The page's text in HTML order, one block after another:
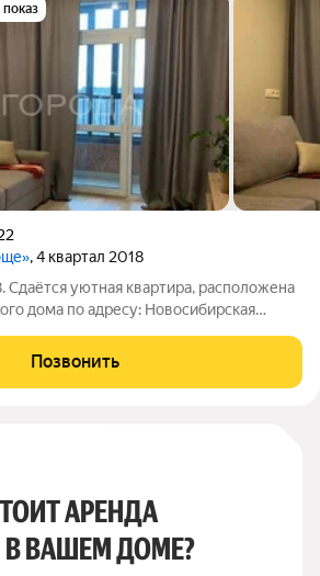
, 4 квартал 2018
Сдаётся уютная квартира, расположена
дома по адресу: Новосибирская
Чистый подъезд. Хорошие
Позвонить
АРЕНДА
ВАШЕМ ДОМЕ?